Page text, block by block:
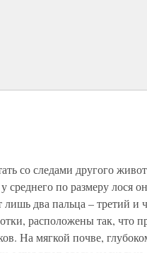
со следами другого
по размеру лося
два пальца – третий и
расположены так, что
На мягкой почве,